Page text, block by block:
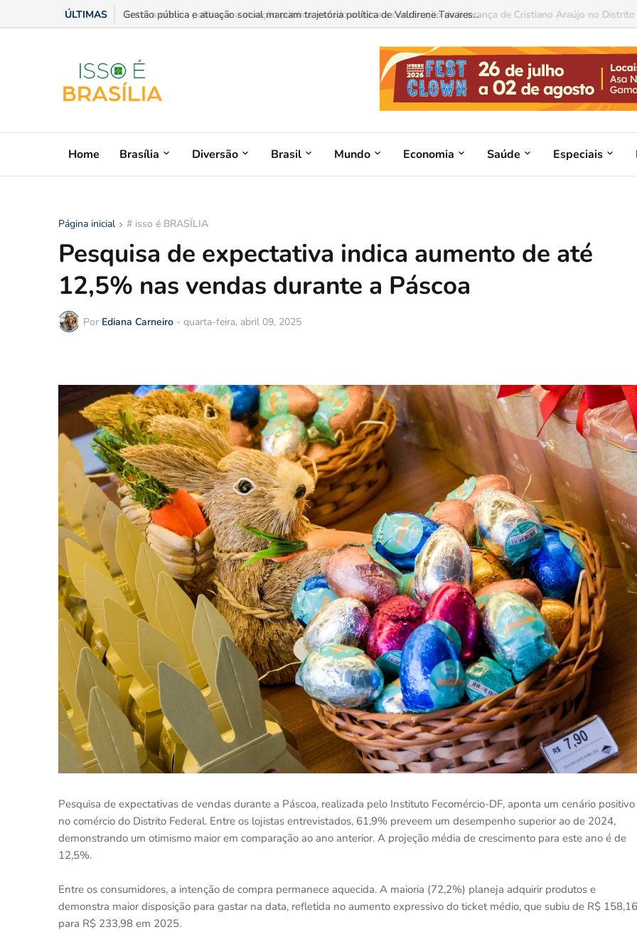
ÚLTIMAS Gestão pública e atuação social marcam trajetória política de Valdirene Tavares...
Home Brasília Diversão Brasil Mundo Economia Saúde Especiais
Página inicial # isso é BRASÍLIA
Pesquisa de expectativa indica aumento de até
12,5% nas vendas durante a Páscoa
Por Ediana Carneiro - quarta-feira, abril 09, 2025
Pesquisa de expectativas de vendas durante a Páscoa, realizada pelo Instituto Fecomércio-DF, aponta um cenário positivo
no comércio do Distrito Federal. Entre os lojistas entrevistados, 61,9% preveem um desempenho superior ao de 2024,
demonstrando um otimismo maior em comparação ao ano anterior. A projeção média de crescimento para este ano é de
12,5%.
Entre os consumidores, a intenção de compra permanece aquecida. A maioria (72,2%) planeja adquirir produtos e
demonstra maior disposição para gastar na data, refletida no aumento expressivo do ticket médio, que subiu de R$ 158,16
para R$ 233,98 em 2025.